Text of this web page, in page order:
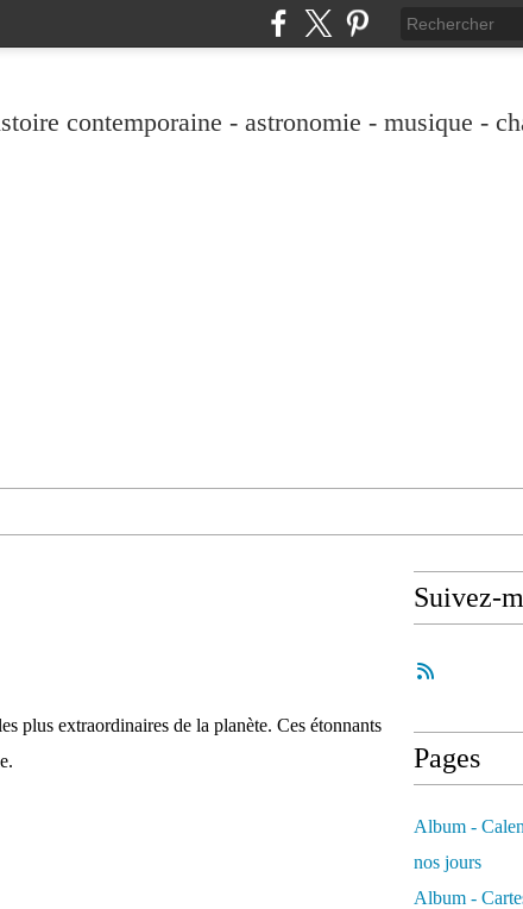
contemporaine - astronomie - musique -
plus extraordinaires de la planète. Ces étonnants
Suivez-
Pages
Album -
nos jours
Album -